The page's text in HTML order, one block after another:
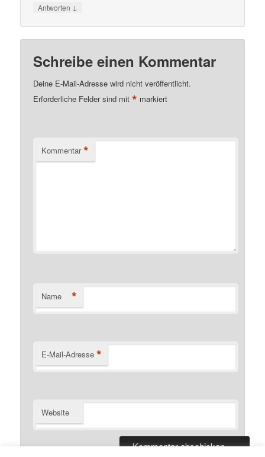
Antworten ↓
Schreibe einen Kommentar
Deine E-Mail-Adresse wird nicht veröffentlicht.
Erforderliche Felder sind mit* markiert
Kommentar *
Name *
E-Mail-Adresse *
Website